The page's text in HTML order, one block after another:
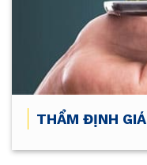
THẨM ĐỊNH